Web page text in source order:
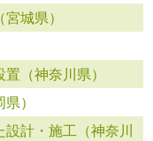
城県）
（神奈川県）
）
設計・施工（神奈川